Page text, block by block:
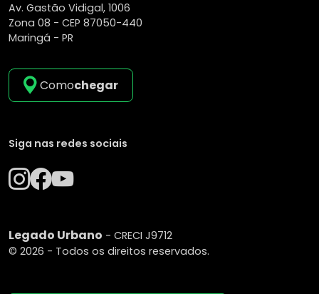
Av. Gastão Vidigal, 1006
Zona 08 - CEP 87050-440
Maringá - PR
Comochegar
Siga nas redes sociais
Legado Urbano - CRECI J9712
© 2026 - Todos os direitos reservados.